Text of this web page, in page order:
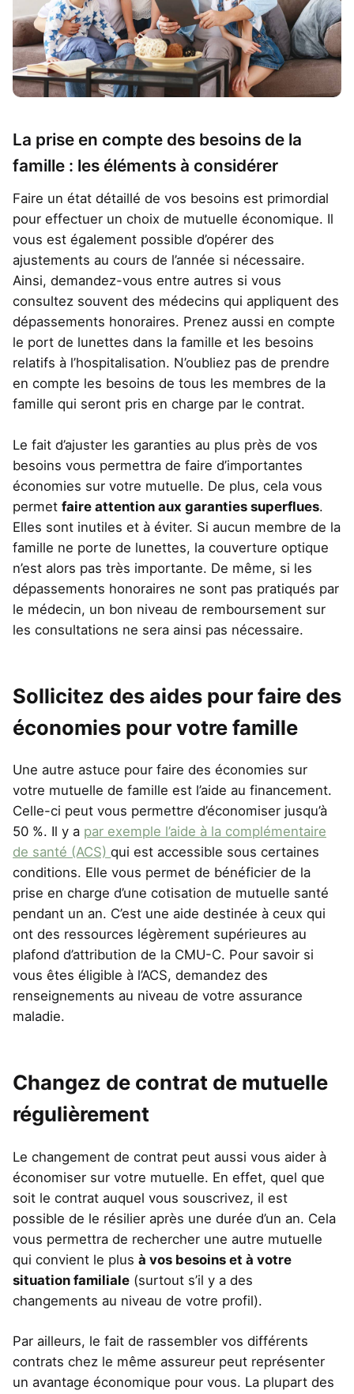
La prise en compte des besoins de la
famille : les éléments à considérer
Faire un état détaillé de vos besoins est primordial
pour effectuer un choix de mutuelle économique. Il
vous est également possible d’opérer des
ajustements au cours de l’année si nécessaire.
Ainsi, demandez-vous entre autres si vous
consultez souvent des médecins qui appliquent des
dépassements honoraires. Prenez aussi en compte
le port de lunettes dans la famille et les besoins
relatifs à l’hospitalisation. N’oubliez pas de prendre
en compte les besoins de tous les membres de la
famille qui seront pris en charge par le contrat.
Le fait d’ajuster les garanties au plus près de vos
besoins vous permettra de faire d’importantes
économies sur votre mutuelle. De plus, cela vous
permet faire attention aux garanties superflues.
Elles sont inutiles et à éviter. Si aucun membre de la
famille ne porte de lunettes, la couverture optique
n’est alors pas très importante. De même, si les
dépassements honoraires ne sont pas pratiqués par
le médecin, un bon niveau de remboursement sur
les consultations ne sera ainsi pas nécessaire.
Sollicitez des aides pour faire des
économies pour votre famille
Une autre astuce pour faire des économies sur
votre mutuelle de famille est l’aide au financement.
Celle-ci peut vous permettre d’économiser jusqu’à
50 %. Il y a par exemple l’aide à la complémentaire
de santé (ACS) qui est accessible sous certaines
conditions. Elle vous permet de bénéficier de la
prise en charge d’une cotisation de mutuelle santé
pendant un an. C’est une aide destinée à ceux qui
ont des ressources légèrement supérieures au
plafond d’attribution de la CMU-C. Pour savoir si
vous êtes éligible à l’ACS, demandez des
renseignements au niveau de votre assurance
maladie.
Changez de contrat de mutuelle
régulièrement
Le changement de contrat peut aussi vous aider à
économiser sur votre mutuelle. En effet, quel que
soit le contrat auquel vous souscrivez, il est
possible de le résilier après une durée d’un an. Cela
vous permettra de rechercher une autre mutuelle
qui convient le plus à vos besoins et à votre
situation familiale (surtout s’il y a des
changements au niveau de votre profil).
Par ailleurs, le fait de rassembler vos différents
contrats chez le même assureur peut représenter
un avantage économique pour vous. La plupart des